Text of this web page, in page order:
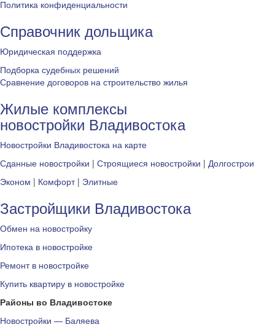
Политика конфиденциальности
Справочник дольщика
Юридическая поддержка
Подборка судебных решений
Сравнение договоров на строительство жилья
Жилые комплексы
новостройки Владивостока
Новостройки Владивостока на карте
Сданные новостройки | Строящиеся новостройки | Долгострои
Эконом | Комфорт| Элитные
Застройщики Владивостока
Обмен на новостройку
Ипотека в новостройке
Ремонт в новостройке
Купить квартиру в новостройке
Районы во Владивостоке
Новостройки — Баляева